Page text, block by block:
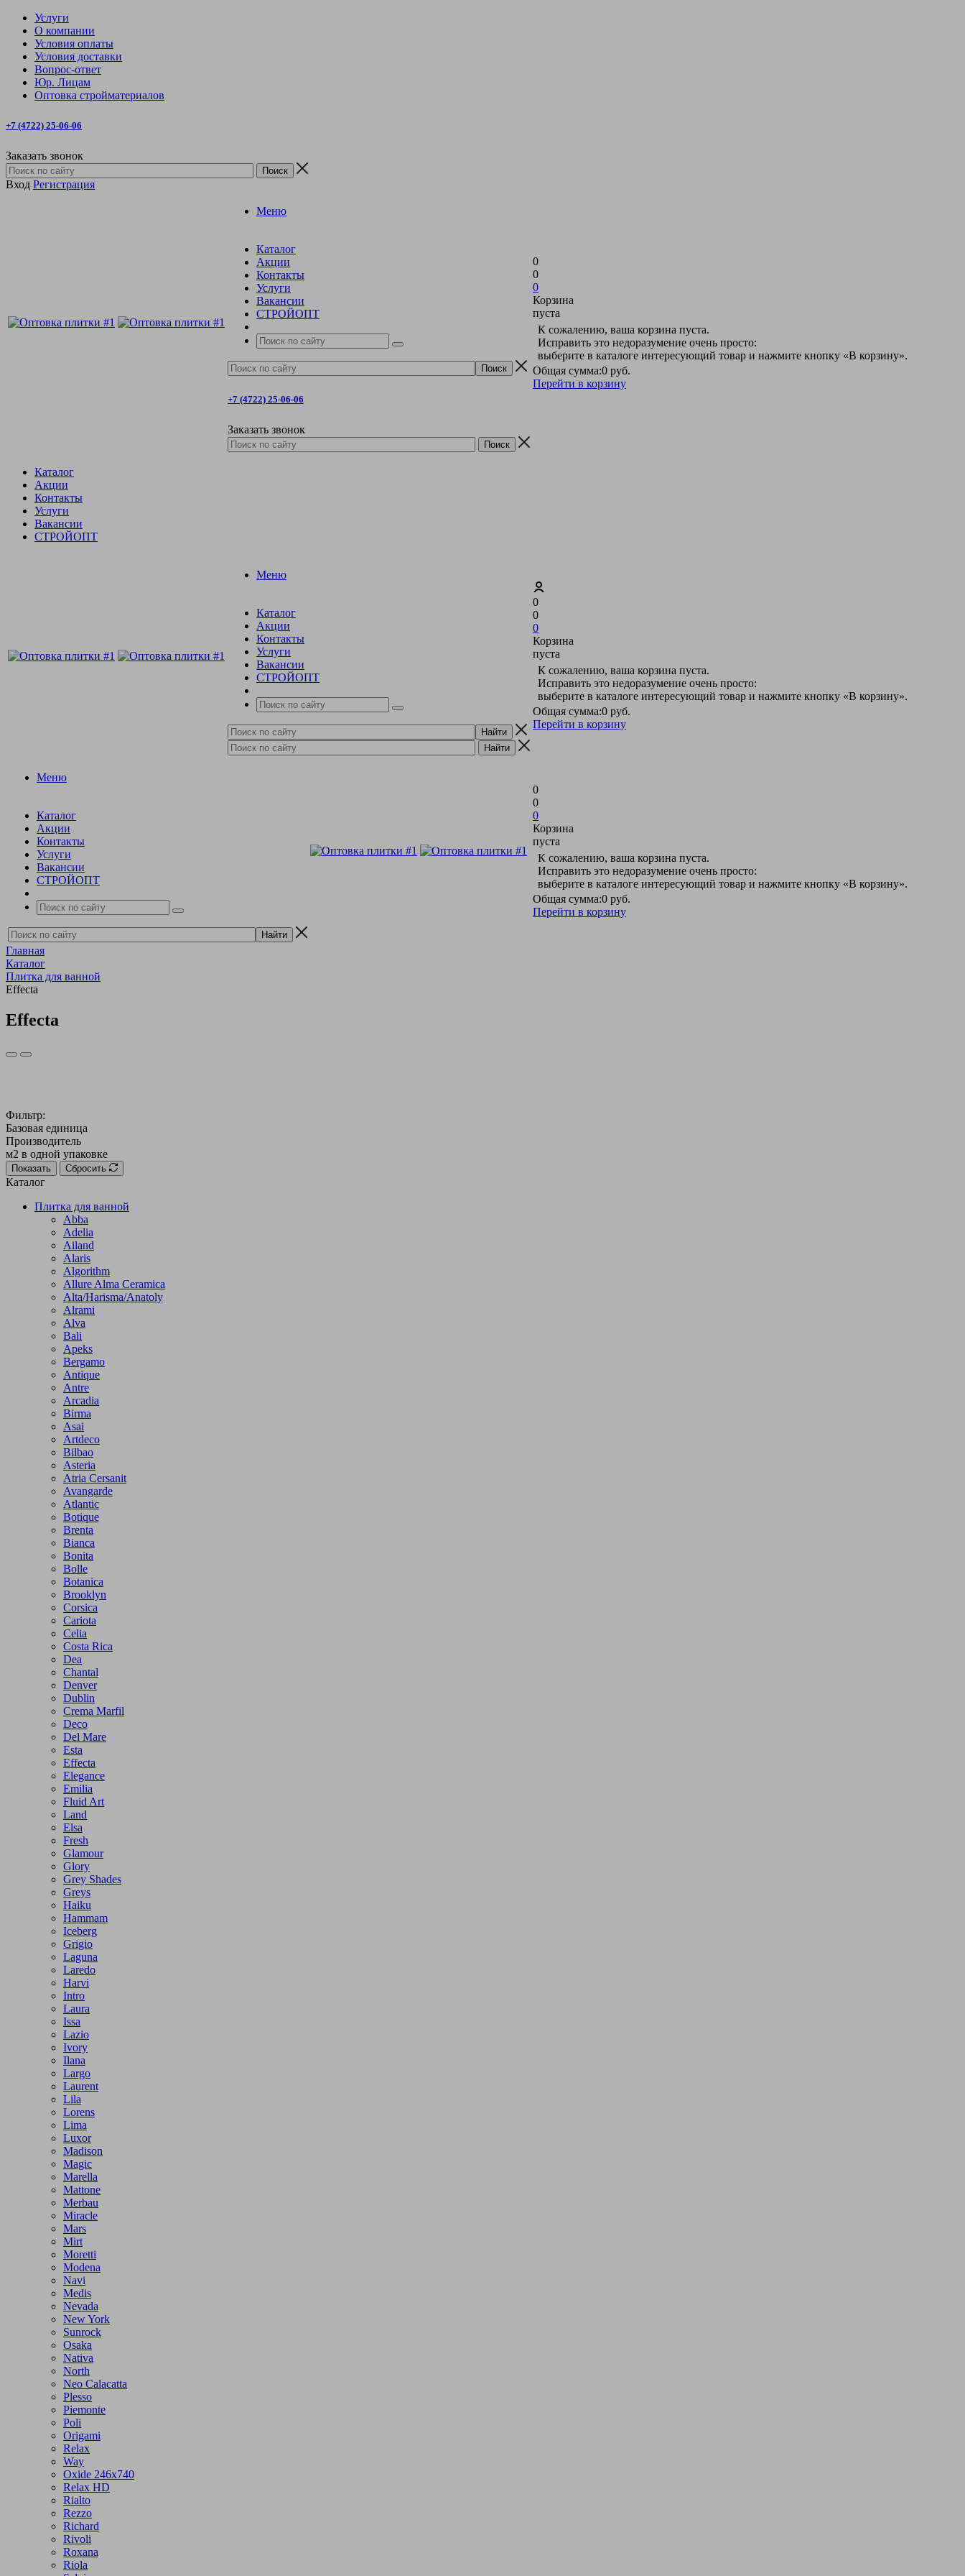
Услуги
О компании
Условия оплаты
Условия доставки
Вопрос-ответ
Юр. Лицам
Оптовка стройматериалов
+7 (4722) 25-06-06
Заказать звонок
Вход Регистрация
Меню
Каталог
Акции
Контакты
Услуги
Вакансии
СТРОЙОПТ
+7 (4722) 25-06-06
Заказать звонок
0
0
0
Корзина
пуста
К сожалению, ваша корзина пуста.
Исправить это недоразумение очень просто:
выберите в каталоге интересующий товар и нажмите кнопку «В корзину».
Общая сумма:0 руб.
Перейти в корзину
Каталог
Акции
Контакты
Услуги
Вакансии
СТРОЙОПТ
Меню
Каталог
Акции
Контакты
Услуги
Вакансии
СТРОЙОПТ
0
0
0
Корзина
пуста
К сожалению, ваша корзина пуста.
Исправить это недоразумение очень просто:
выберите в каталоге интересующий товар и нажмите кнопку «В корзину».
Общая сумма:0 руб.
Перейти в корзину
Меню
Каталог
Акции
Контакты
Услуги
Вакансии
СТРОЙОПТ
0
0
0
Корзина
пуста
К сожалению, ваша корзина пуста.
Исправить это недоразумение очень просто:
выберите в каталоге интересующий товар и нажмите кнопку «В корзину».
Общая сумма:0 руб.
Перейти в корзину
Главная
Каталог
Плитка для ванной
Effecta
Effecta
Фильтр:
Базовая единица
Производитель
м2 в одной упаковке
Показать Сбросить
Каталог
Плитка для ванной
Abba
Adelia
Ailand
Alaris
Algorithm
Allure Alma Ceramica
Alta/Harisma/Anatoly
Alrami
Alva
Bali
Apeks
Bergamo
Antique
Antre
Arcadia
Birma
Asai
Artdeco
Bilbao
Asteria
Atria Cersanit
Avangarde
Atlantic
Botique
Brenta
Bianca
Bonita
Bolle
Botanica
Brooklyn
Corsica
Cariota
Celia
Costa Rica
Dea
Chantal
Denver
Dublin
Crema Marfil
Deco
Del Mare
Esta
Effecta
Elegance
Emilia
Fluid Art
Land
Elsa
Fresh
Glamour
Glory
Grey Shades
Greys
Haiku
Hammam
Iceberg
Grigio
Laguna
Laredo
Harvi
Intro
Laura
Issa
Lazio
Ivory
Ilana
Largo
Laurent
Lila
Lorens
Lima
Luxor
Madison
Magic
Marella
Mattone
Merbau
Miracle
Mars
Mirt
Moretti
Modena
Navi
Medis
Nevada
New York
Sunrock
Osaka
Nativa
North
Neo Calacatta
Plesso
Piemonte
Poli
Origami
Relax
Way
Oxide 246x740
Relax HD
Rialto
Rezzo
Richard
Rivoli
Roxana
Riola